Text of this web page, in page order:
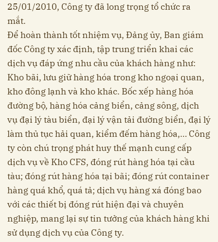
25/01/2010, Công ty đã long trọng tổ chức ra
mắt.
Để hoàn thành tốt nhiệm vụ, Đảng ủy, Ban giám
đốc Công ty xác định, tập trung triển khai các
dịch vụ đáp ứng nhu cầu của khách hàng như:
Kho bãi, lưu giữ hàng hóa trong kho ngoại quan,
kho đông lạnh và kho khác. Bốc xếp hàng hóa
đường bộ, hàng hóa cảng biển, cảng sông, dịch
vụ đại lý tàu biển, đại lý vận tải đường biển, đại lý
làm thủ tục hải quan, kiểm đếm hàng hóa,… Công
ty còn chú trọng phát huy thế mạnh cung cấp
dịch vụ về Kho CFS, đóng rút hàng hóa tại cầu
tàu; đóng rút hàng hóa tại bãi; đóng rút container
hàng quá khổ, quá tả; dịch vụ hàng xá đóng bao
với các thiết bị đóng rút hiện đại và chuyên
nghiệp, mang lại sự tin tưởng của khách hàng khi
sử dụng dịch vụ của Công ty.